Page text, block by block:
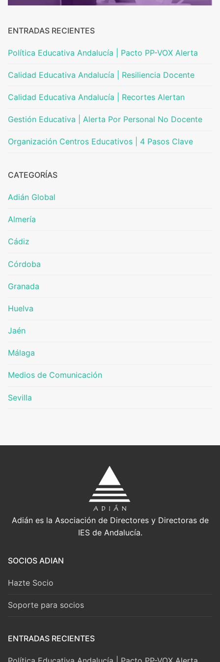
ENTRADAS RECIENTES
Política Educativa Andalucía | Pacto PP-VOX Alerta
Calidad Educativa Andalucía | Resiliencia Docente
Calidad Educativa Andalucía | Recortes Alertan
Gestión Educativa | Alerta Por Personal No Docente
Organización Centros Educativos | 4 Pasos Clave
CATEGORÍAS
Adián Global
Almería
Cádiz
Córdoba
Granada
Huelva
Jaén
Málaga
Medios de Comunicación
Sevilla
Adián es la Asociación de Directores y Directoras de
IES de Andalucía.
SOCIOS ADIAN
Hazte Socio
Soporte para socios
ENTRADAS RECIENTES